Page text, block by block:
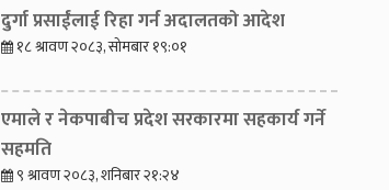
दुर्गा प्रसाईंलाई रिहा गर्न अदालतको आदेश
१८ श्रावण २०८३, सोमबार १९:०१
एमाले र नेकपाबीच प्रदेश सरकारमा सहकार्य गर्ने
सहमति
९ श्रावण २०८३, शनिबार २१:२४